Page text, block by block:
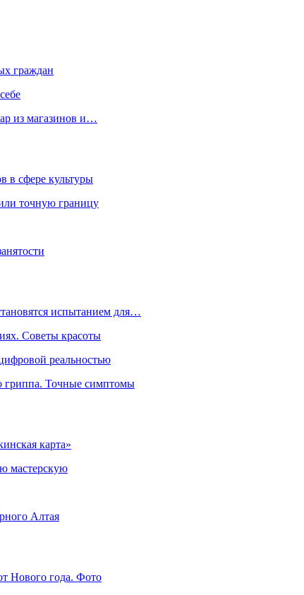
граждан
из магазинов и…
в сфере культуры
точную границу
испытанием для…
Советы красоты
реальностью
гриппа. Точные симптомы
карта»
мастерскую
Алтая
Нового года. Фото